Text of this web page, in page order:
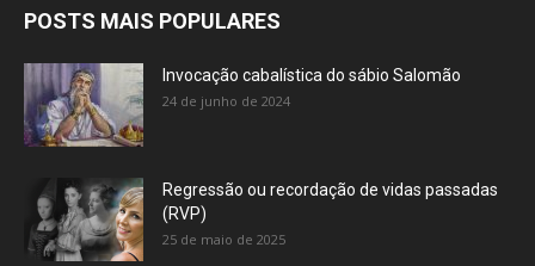
POSTS MAIS POPULARES
Invocação cabalística do sábio Salomão
24 de junho de 2024
Regressão ou recordação de vidas passadas
(RVP)
25 de maio de 2025